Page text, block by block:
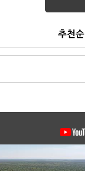
추천순